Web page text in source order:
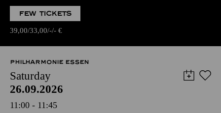
FEW TICKETS
39,00 33,00 - - €
PHILHARMONIE ESSEN
Saturday
26.09.2026
11:00 - 11:45